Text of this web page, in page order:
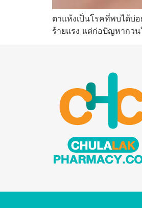
ตาแห้งเป็นโรคที่พบได้บ่
ร้ายแรง แต่ก่อปัญหากวน